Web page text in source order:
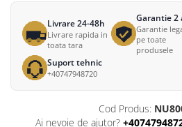
Livrare 24-48h
Livrare rapida in
toata tara
Garantie 2
Garantie
pe toate
produsele
Suport tehnic
+40747948720
Cod Produs:
Ai nevoie de ajutor?